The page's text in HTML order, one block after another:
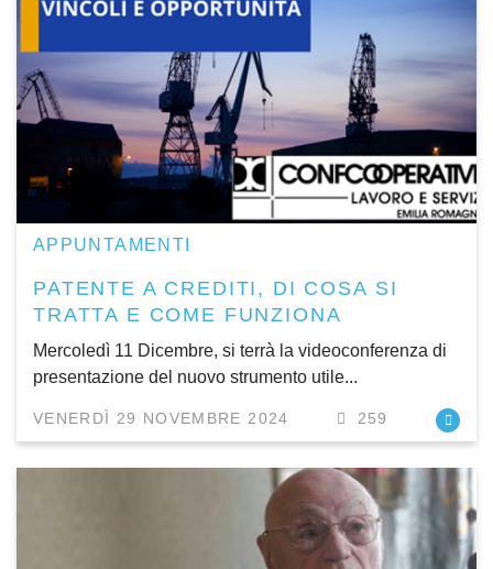
APPUNTAMENTI
PATENTE A CREDITI, DI COSA SI
TRATTA E COME FUNZIONA
Mercoledì 11 Dicembre, si terrà la videoconferenza di
presentazione del nuovo strumento utile...
VENERDÌ 29 NOVEMBRE 2024 259